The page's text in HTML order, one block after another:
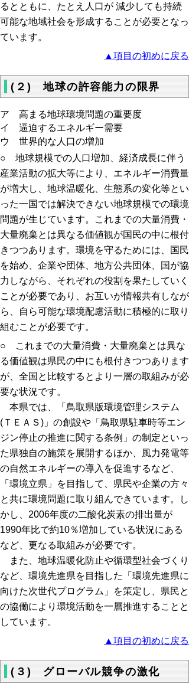
るとともに、たとえ人口が 減少しても持続
可能な地域社会を形成することが必要となっ
ています。
▲項目の初めに戻る
(２) 地球の許容能力の限界
ア 高まる地球環境問題の重要度
イ 逼迫するエネルギー需要
ウ 世界的な人口の増加
○ 地球規模での人口増加、経済成長に伴う
産業活動の拡大等により、エネルギー消費量
が増大し、地球温暖化、生態系の変化等とい
った一国では解決できない地球規模での環境
問題が生じています。これまでの大量消費・
大量廃棄とは異なる価値観が国民の中に根付
きつつあります。環境を守るためには、国民
を始め、企業や団体、地方公共団体、国が協
力しながら、それぞれの役割を果たしていく
ことが必要であり、お互いが情報共有しなが
ら、自ら可能な環境配慮活動に積極的に取り
組むことが必要です。
○ これまでの大量消費・大量廃棄とは異な
る価値観は県民の中にも根付きつつあります
が、全国と比較するとより一層の取組みが必
要な状況です。
本県では、「鳥取県版環境管理システム
(ＴＥＡＳ)」の創設や「鳥取県駐車時等エン
ジン停止の推進に関する条例」の制定といっ
た県独自の施策を展開するほか、風力発電等
の自然エネルギーの導入を促進するなど、
「環境立県」を目指して、県民や企業の方々
と共に環境問題に取り組んできています。し
かし、2006年度の二酸化炭素の排出量が
1990年比で約10％増加している状況にある
など、更なる取組みが必要です。
また、地球温暖化防止や循環型社会づくり
など、環境先進県を目指した「環境先進県に
向けた次世代プログラム」を策定し、県民と
の協働により環境活動を一層推進することと
しています。
▲項目の初めに戻る
(３) グローバル競争の激化